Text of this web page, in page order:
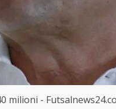
milioni -